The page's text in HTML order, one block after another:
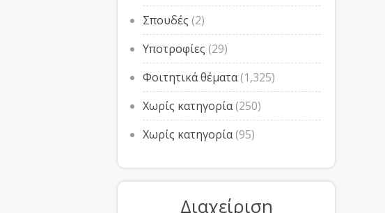
Σπουδές (2)
Υποτροφίες (29)
Φοιτητικά θέματα(1,325)
Χωρίς κατηγορία(250)
Χωρίς κατηγορία(95)
Διαχείριση